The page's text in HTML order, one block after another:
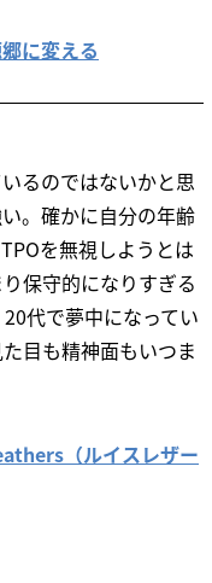
に変える
るのではないかと思
。確かに自分の年齢
を無視しようとは
保守的になりすぎる
代で夢中になってい
目も精神面もいつま
（ルイスレザー